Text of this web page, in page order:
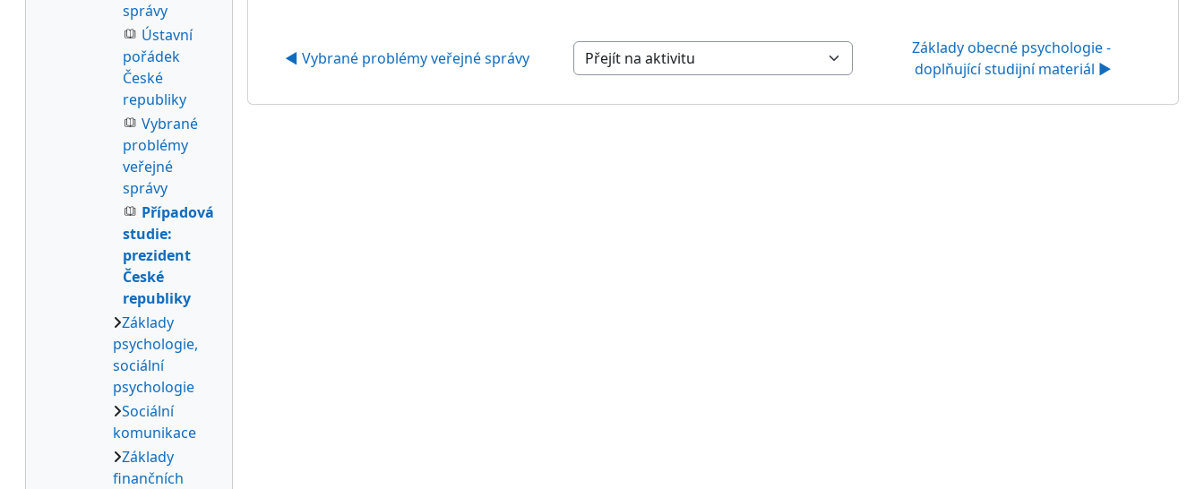
◀︎ Vybrané problémy veřejné správy Přejít na aktivitu
Základy obecné psychologie -
doplňující studijní materiál ▶︎
správy
Ústavní
pořádek
České
republiky
Vybrané
problémy
veřejné
správy
Případová
studie:
prezident
České
republiky
Základy
psychologie,
sociální
psychologie
Sociální
komunikace
Základy
finančních